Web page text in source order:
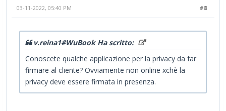
#8
03-11-2022, 05:40 PM
v.reina1#WuBook Ha scritto:
Conoscete qualche applicazione per la privacy da far
firmare al cliente? Ovviamente non online xchè la
privacy deve essere firmata in presenza.